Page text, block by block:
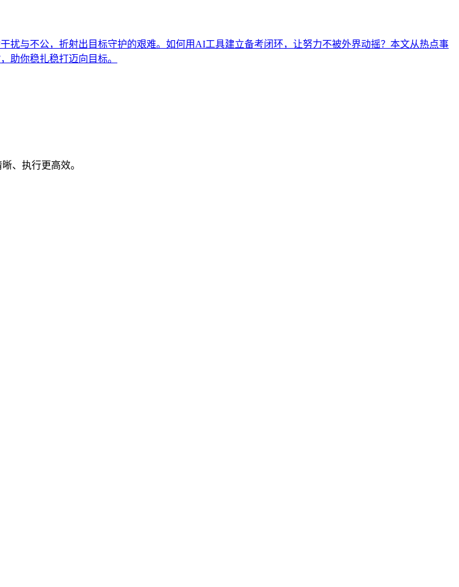
扰与不公，折射出目标守护的艰难。如何用AI工具建立备考闭环，让努力不被外界动摇？本文从热点事
助你稳扎稳打迈向目标。
、执行更高效。